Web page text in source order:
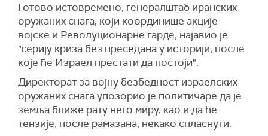
Готово истовремено, генералштаб иранских
оружаних снага, који координише акције
војске и Револуционарне гарде, најавио је
"серију криза без преседана у историји, после
које ће Израел престати да постоји".
Директорат за војну безбедност израелских
оружаних снага упозорио је политичаре да је
земља ближе рату него миру, као и да ће
тензије, после рамазана, некако спласнути.